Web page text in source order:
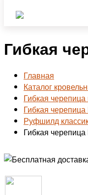
Гибкая
Главная
Каталог
Гибкая
Гибкая
Руфшилд
Гибкая